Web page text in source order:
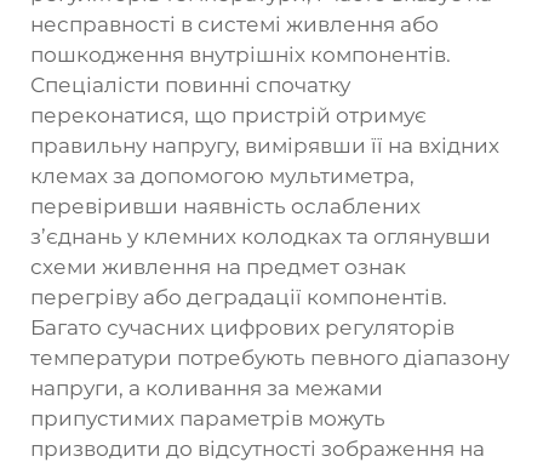
несправності в системі живлення або
пошкодження внутрішніх компонентів.
Спеціалісти повинні спочатку
переконатися, що пристрій отримує
правильну напругу, вимірявши її на вхідних
клемах за допомогою мультиметра,
перевіривши наявність ослаблених
з’єднань у клемних колодках та оглянувши
схеми живлення на предмет ознак
перегріву або деградації компонентів.
Багато сучасних цифрових регуляторів
температури потребують певного діапазону
напруги, а коливання за межами
припустимих параметрів можуть
призводити до відсутності зображення на